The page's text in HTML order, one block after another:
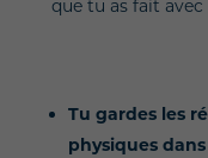
que tu as fait
Tu gardes les
physiques